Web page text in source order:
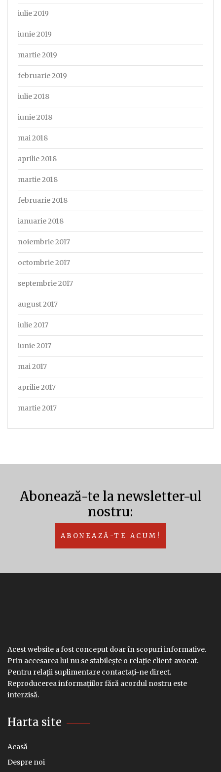
iulie 2019
iunie 2019
martie 2019
februarie 2019
iulie 2018
iunie 2018
mai 2018
aprilie 2018
martie 2018
februarie 2018
ianuarie 2018
noiembrie 2017
octombrie 2017
septembrie 2017
august 2017
iulie 2017
iunie 2017
mai 2017
aprilie 2017
martie 2017
Abonează-te la newsletter-ul
nostru:
ABONEAZĂ-TE ACUM!
Acest website a fost conceput doar în scopuri informative.
Prin accesarea lui nu se stabilește o relație client-avocat.
Pentru relații suplimentare contactați-ne direct.
Reproducerea informațiilor fără acordul nostru este
interzisă.
Harta site
Acasă
Despre noi